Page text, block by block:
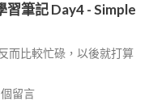
筆記 Day4 - Simple
而比較忙碌，以後就打算
個留言